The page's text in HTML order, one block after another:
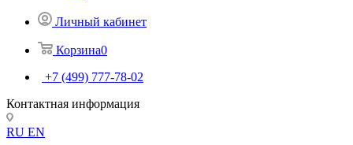
Личный кабинет
Корзина0
+7 (499) 777-78-02
Контактная информация
RU EN